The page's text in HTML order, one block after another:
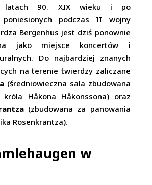
latach 90. XIX wieku i po
poniesionych podczas II wojny
Bergenhus jest dziś ponownie
jako miejsce koncertów i
Do najbardziej znanych
na terenie twierdzy zaliczane
(średniowieczna sala zbudowana
Håkona Håkonssona) oraz
(zbudowana za panowania
Rosenkrantza).
w